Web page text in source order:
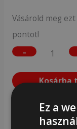
Vásárold meg
pontot!
-
Kosárba
Ragyogj
kulcstartóval,
Ez a